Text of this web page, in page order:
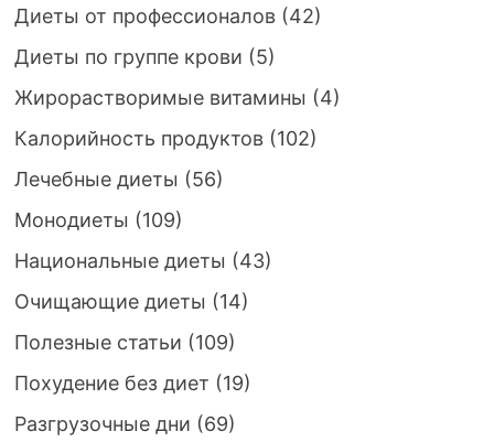
Диеты от профессионалов(42)
Диеты по группе крови (5)
Жирорастворимые витамины (4)
Калорийность продуктов(102)
Лечебные диеты (56)
Монодиеты (109)
Национальные диеты (43)
Очищающие диеты (14)
Полезные статьи (109)
Похудение без диет (19)
Разгрузочные дни (69)